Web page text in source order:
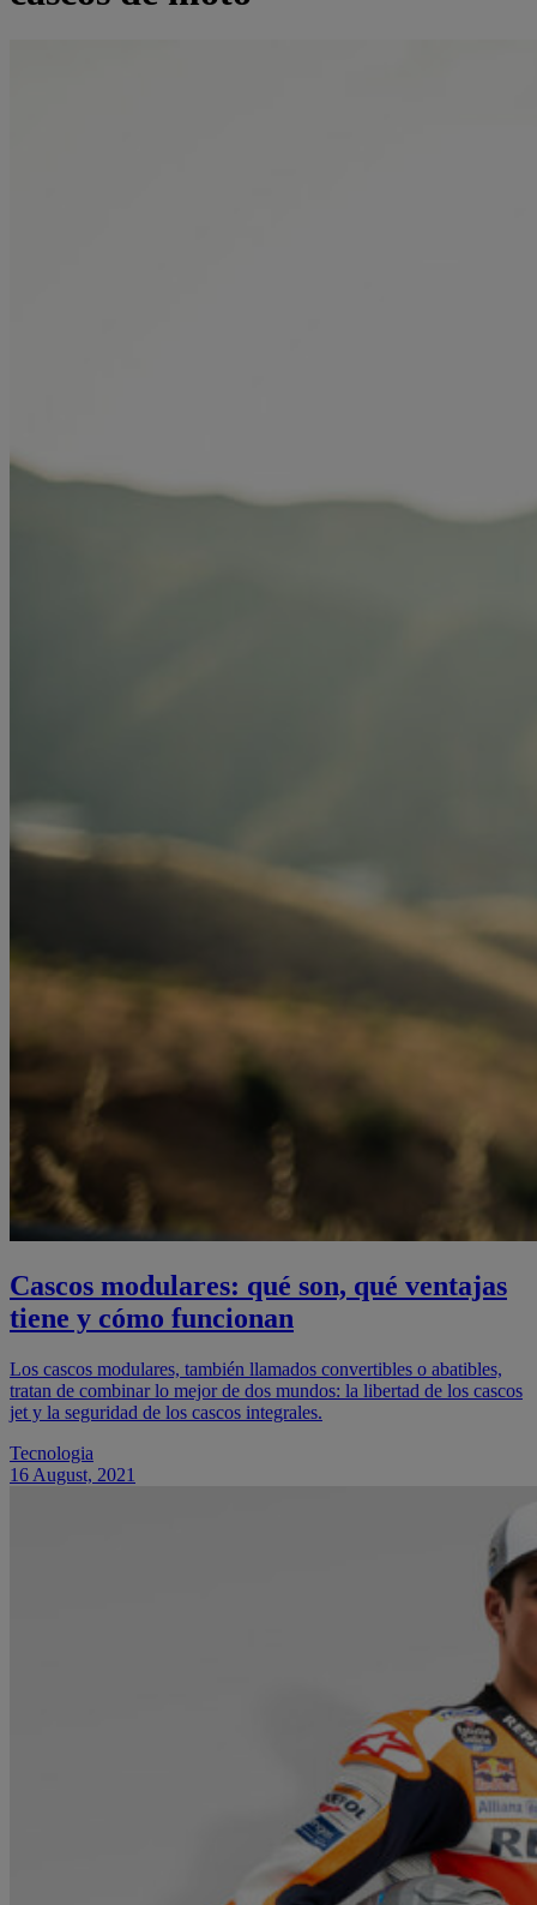
Cascos modulares: qué son, qué ventajas
tiene y cómo funcionan
Los cascos modulares, también llamados convertibles o abatibles,
tratan de combinar lo mejor de dos mundos: la libertad de los cascos
jet y la seguridad de los cascos integrales.
Tecnologia
16 August, 2021